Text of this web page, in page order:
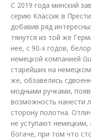
С 2019 года минский
серию Классик в
добавив ряд
тянутся из той же
нее, с 90-х годов,
немецкой компанией
старейших на
же, обзавелись
модными ручками,
возможность нанести
сторону полотна.
не уступают
богаче, при том что